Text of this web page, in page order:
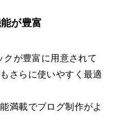
が豊富
が豊富に用意されて
さらに使いやすく最適
満載でブログ制作がよ